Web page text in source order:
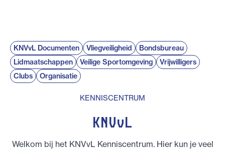
KNVvL Documenten Vliegveiligheid
Bondsbureau
Lidmaatschappen
Veilige Sportomgeving
Vrijwilligers
Clubs
Organisatie
KENNISCENTRUM
KNVvL
Welkom bij het KNVvL Kenniscentrum. Hier kun je veel